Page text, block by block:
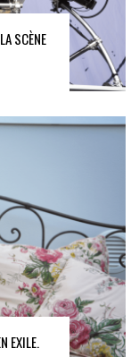
SCÈNE
EXILE.